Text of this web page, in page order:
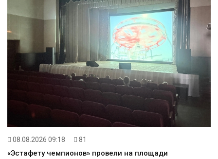
08.08.2026 09:18 81
«Эстафету чемпионов» провели на площади